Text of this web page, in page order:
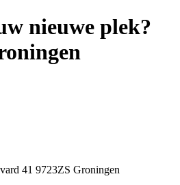
nieuwe plek?
41 9723ZS Groningen